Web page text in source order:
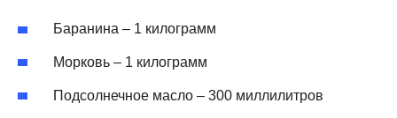
Баранина – 1 килограмм
Морковь – 1 килограмм
Подсолнечное масло – 300 миллилитров